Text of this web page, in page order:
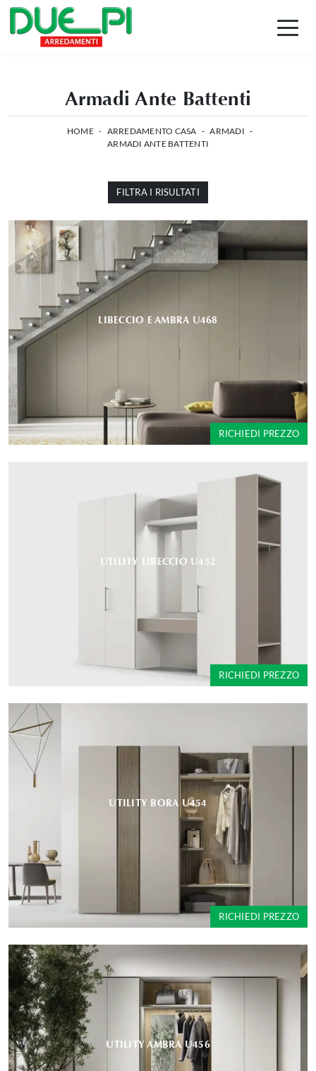
Armadi Ante Battenti
HOME - ARREDAMENTO CASA - ARMADI -
ARMADI ANTE BATTENTI
FILTRA I RISULTATI
LIBECCIO E AMBRA U468
RICHIEDI PREZZO
UTILITY LIBECCIO U452
RICHIEDI PREZZO
UTILITY BORA U454
RICHIEDI PREZZO
UTILITY AMBRA U456